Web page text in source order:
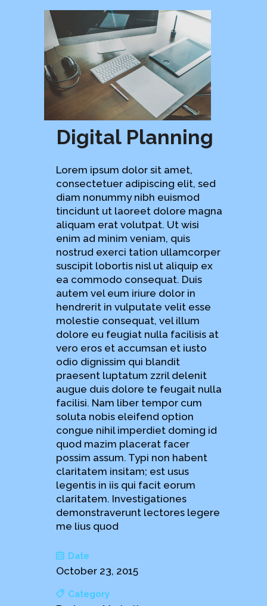
Digital Planning
Lorem ipsum dolor sit amet,
consectetuer adipiscing elit, sed
diam nonummy nibh euismod
tincidunt ut laoreet dolore magna
aliquam erat volutpat. Ut wisi
enim ad minim veniam, quis
nostrud exerci tation ullamcorper
suscipit lobortis nisl ut aliquip ex
ea commodo consequat. Duis
autem vel eum iriure dolor in
hendrerit in vulputate velit esse
molestie consequat, vel illum
dolore eu feugiat nulla facilisis at
vero eros et accumsan et iusto
odio dignissim qui blandit
praesent luptatum zzril delenit
augue duis dolore te feugait nulla
facilisi. Nam liber tempor cum
soluta nobis eleifend option
congue nihil imperdiet doming id
quod mazim placerat facer
possim assum. Typi non habent
claritatem insitam; est usus
legentis in iis qui facit eorum
claritatem. Investigationes
demonstraverunt lectores legere
me lius quod
Date
October 23, 2015
Category